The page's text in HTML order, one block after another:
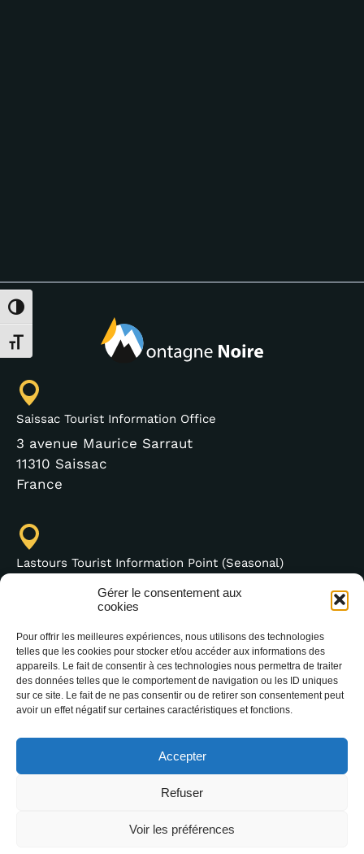
Gérer le consentement aux
cookies
Pour offrir les meilleures expériences, nous utilisons des technologies
telles que les cookies pour stocker et/ou accéder aux informations des
appareils. Le fait de consentir à ces technologies nous permettra de traiter
des données telles que le comportement de navigation ou les ID uniques
sur ce site. Le fait de ne pas consentir ou de retirer son consentement peut
avoir un effet négatif sur certaines caractéristiques et fonctions.
Accepter
Refuser
Voir les préférences
Toggle High Contrast
Toggle Font size
Saissac Tourist Information Office
3 avenue Maurice Sarraut
11310 Saissac
France
Lastours Tourist Information Point (Seasonal)
4 moulin bas,
11600 Lastours
(+33) 4 68 76 64 90
2025 Office Intercommunal de Tourisme de la